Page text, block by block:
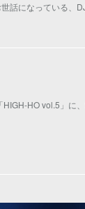
話になっている、
HO vol.5」に